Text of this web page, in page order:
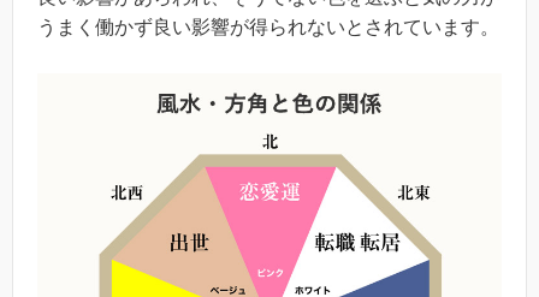
うまく働かず良い影響が得られないとされています。